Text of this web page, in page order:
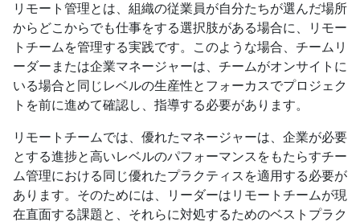
リモート管理とは、組織の従業員が自分たちが選んだ場所
からどこからでも仕事をする選択肢がある場合に、リモー
トチームを管理する実践です。このような場合、チームリ
ーダーまたは企業マネージャーは、チームがオンサイトに
いる場合と同じレベルの生産性とフォーカスでプロジェク
トを前に進めて確認し、指導する必要があります。
リモートチームでは、優れたマネージャーは、企業が必要
とする進捗と高いレベルのパフォーマンスをもたらすチー
ム管理における同じ優れたプラクティスを適用する必要が
あります。そのためには、リーダーはリモートチームが現
在直面する課題と、それらに対処するためのベストプラク